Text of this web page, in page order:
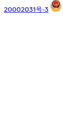
20002031号-3